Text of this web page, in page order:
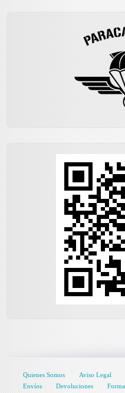
Quienes Somos Aviso Legal
Envíos
Devoluciones